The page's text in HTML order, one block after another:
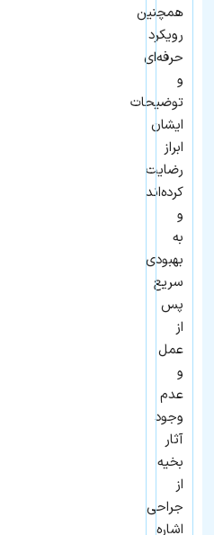
همچنین
رویکرد
حرفه‌ای
و
توضیحات
ایشان
ابراز
رضایت
کرده‌اند
و
به
بهبودی
سریع
پس
از
عمل
و
عدم
وجود
آثار
بخیه
از
جراحی
اشاره